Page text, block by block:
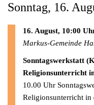
Sonntag, 16.
16. August, 10:00
Markus-Gemeinde
Sonntagswerkstatt
Religionsunterricht
10.00 Uhr
Religionsunterricht in